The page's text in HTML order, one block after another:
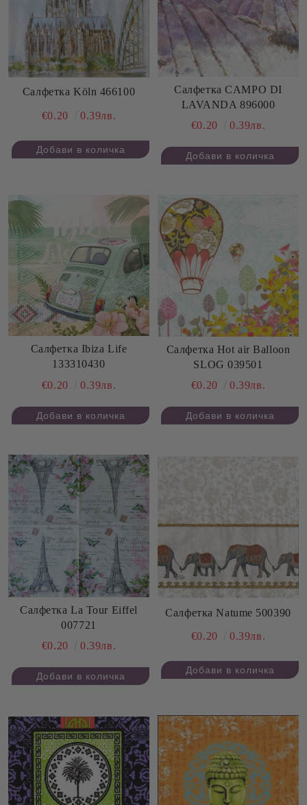
Салфетка Köln 466100
€0.20 0.39лв.
Салфеткa CAMPO DI
LAVANDA 896000
€0.20
0.39лв.
Салфетка Ibiza Life
133310430
€0.20
0.39лв.
Салфетка Hot air Balloon
SLOG 039501
€0.20
0.39лв.
Салфетка La Tour Eiffel
007721
€0.20
0.39лв.
Салфетка Natume 500390
€0.20 0.39лв.